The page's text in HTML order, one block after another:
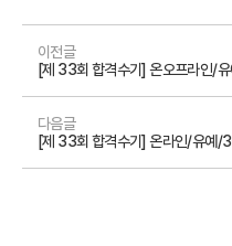
이전글
[제 33회 합격수기] 온오프라인/
다음글
[제 33회 합격수기] 온라인/유예/